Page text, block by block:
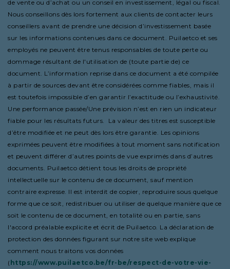
de vente ou d’achat ou un conseil en investissement, légal ou fiscal.
Nous conseillons dès lors fortement aux clients de contacter leurs
conseillers avant de prendre une décision d’investissement basée
sur les informations contenues dans ce document. Puilaetco et ses
employés ne peuvent être tenus responsables de toute perte ou
dommage résultant de l'utilisation de (toute partie de) ce
document. L’information reprise dans ce document a été compilée
à partir de sources devant être considérées comme fiables, mais il
est toutefois impossible d’en garantir l’exactitude ou l’exhaustivité.
Une performance passée/Une prévision n’est en rien un indicateur
fiable pour les résultats futurs. La valeur des titres est susceptible
d’être modifiée et ne peut dès lors être garantie. Les opinions
exprimées peuvent être modifiées à tout moment sans notification
et peuvent différer d’autres points de vue exprimés dans d’autres
documents. Puilaetco détient tous les droits de propriété
intellectuelle sur le contenu de ce document, sauf mention
contraire expresse. Il est interdit de copier, reproduire sous quelque
forme que ce soit, redistribuer ou utiliser de quelque manière que ce
soit le contenu de ce document, en totalité ou en partie, sans
l'accord préalable explicite et écrit de Puilaetco. La déclaration de
protection des données figurant sur notre site web explique
comment nous traitons vos données
( https://www.puilaetco.be/fr-be/respect-de-votre-vie-